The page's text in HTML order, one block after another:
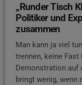
„Runder Tisch
Politiker und
zusammen
Man kann ja viel
trennen, keine
Demonstration auf
bringt wenig, wenn